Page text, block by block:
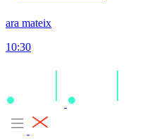
ara mateix
10:30